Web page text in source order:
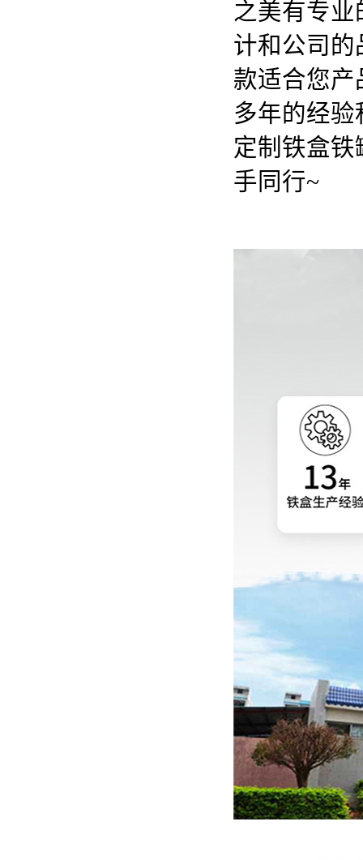
之美有专
计和公司的
款适合您产
多年的经
定制铁盒
手同行~